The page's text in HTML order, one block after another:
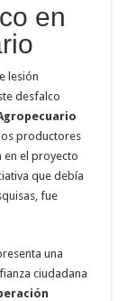
en
lesión
desfalco
productores
en el proyecto
que debía
fue
una
ciudadana